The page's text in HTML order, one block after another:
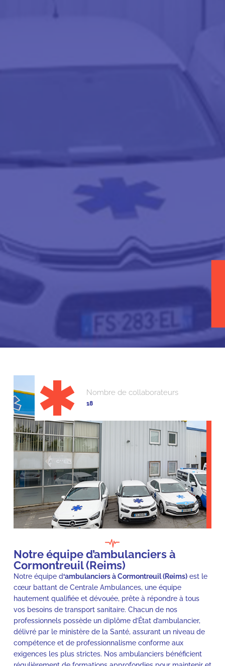
Nombre de collaborateurs
18
Notre équipe d’ambulanciers à
Cormontreuil (Reims)
Notre équipe d‘ambulanciers à Cormontreuil (Reims)est le
cœur battant de Centrale Ambulances, une équipe
hautement qualifiée et dévouée, prête à répondre à tous
vos besoins de transport sanitaire. Chacun de nos
professionnels possède un diplôme d’État d’ambulancier,
délivré par le ministère de la Santé, assurant un niveau de
compétence et de professionnalisme conforme aux
exigences les plus strictes. Nos ambulanciers bénéficient